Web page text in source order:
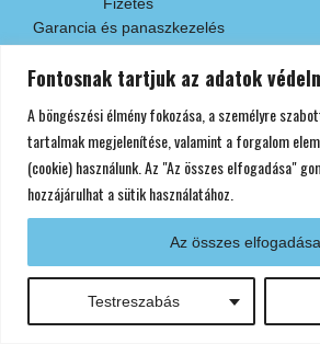
Fontosnak tartjuk az adatok
A böngészési élmény fokozása, a személyre
tartalmak megjelenítése, valamint a forgalom
(cookie) használunk. Az "Az összes elfogadása"
hozzájárulhat a sütik használatához.
Testreszabás
Az összes elfogadása
Garancia és panaszkezelés
Fizetési módok
Készpénzben
Bankkártyás fizetés
Áruátvétel előtti banki
Minden jog fenntartva! Copyright © 2024 Robhome
Általános Szerződési Feltételek
c